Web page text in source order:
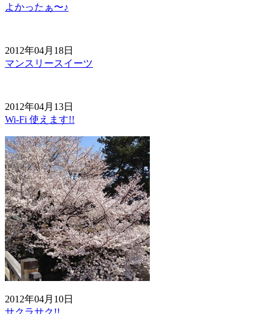
よかったぁ〜♪
2012年04月18日
マンスリースイーツ
2012年04月13日
Wi-Fi 使えます!!
2012年04月10日
サクラサク!!